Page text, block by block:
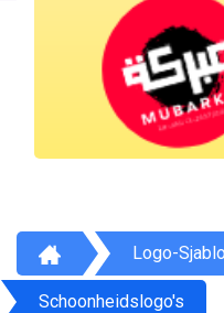
Logo-
Schoonheidslogo's